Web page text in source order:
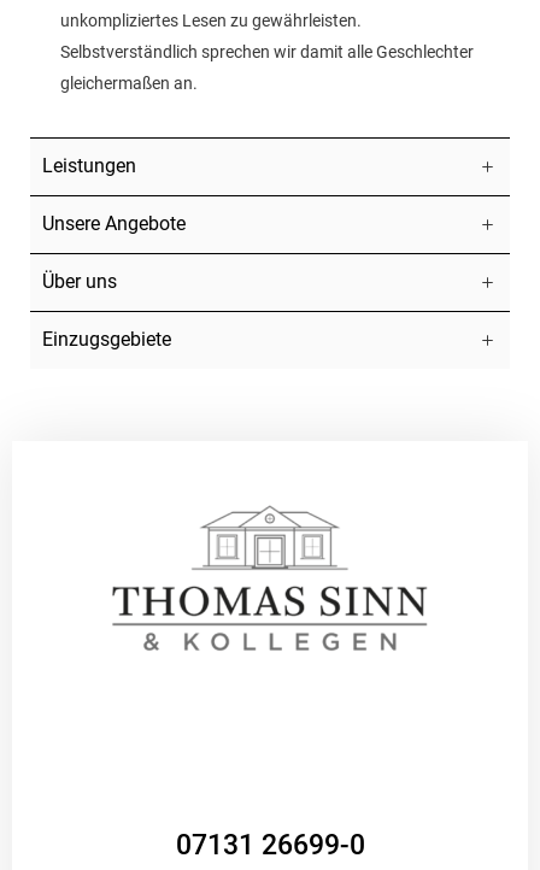
unkompliziertes Lesen zu gewährleisten.
Selbstverständlich sprechen wir damit alle Geschlechter
gleichermaßen an.
Leistungen
Unsere Angebote
Über uns
Einzugsgebiete
07131 26699-0